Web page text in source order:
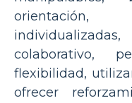
colaborativo,
flexibilidad,
ofrecer